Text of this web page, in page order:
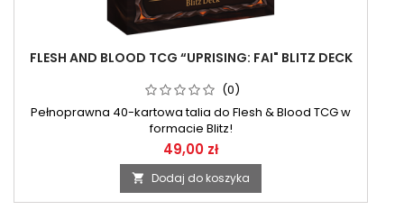
FLESH AND BLOOD TCG “UPRISING: FAI" BLITZ DECK
(0)
Pełnoprawna 40-kartowa talia do Flesh & Blood TCG w
formacie Blitz!
49,00 zł
 Dodaj do koszyka